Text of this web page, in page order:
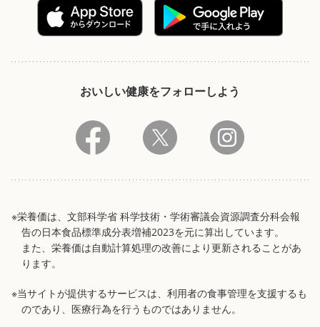
おいしい健康をフォローしよう
※栄養価は、文部科学省 科学技術・学術審議会資源調査分科会報
告の日本食品標準成分表増補2023を元に算出しています。
また、栄養価は自動計算処理の改善により更新されることがあ
ります。
※当サイトが提供するサービスは、利用者の食事管理を支援するも
のであり、医療行為を行うものではありません。